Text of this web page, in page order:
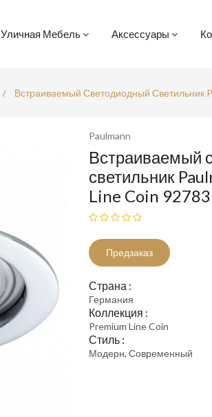
Уличная Мебель Аксессуары
Встраиваемый Светодиодный Светильник
Paulmann
Встраиваемый
светильник
Line Coin 92783
Предзаказ
Страна :
Германия
Коллекция :
Premium Line Coin
Стиль :
Модерн, Современный